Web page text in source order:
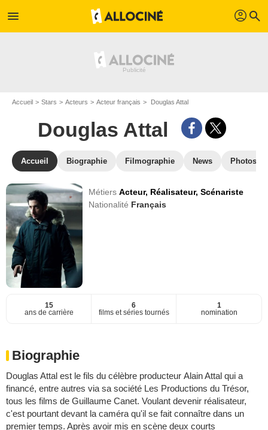
menu profil search
Accueil Stars Acteurs Acteur français Douglas Attal
Douglas Attal
Accueil Biographie Filmographie News Photos
MétiersActeur, Réalisateur,Scénariste
Nationalité Français
15
ans de carrière
6
films et séries tournés
1
nomination
Biographie
Douglas Attal est le fils du célèbre producteur Alain Attal qui a
financé, entre autres via sa société Les Productions du Trésor,
tous les films de Guillaume Canet. Voulant devenir réalisateur,
c'est pourtant devant la caméra qu'il se fait connaître dans un
premier temps. Après avoir mis en scène deux courts